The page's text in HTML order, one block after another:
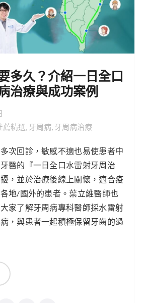
多久？介紹一日全口
治療與成功案例
薦精選, 牙周病, 牙周病治療
次回診，敏感不適也易使患者中
醫的『一日全口水雷射牙周治
，並於治療後線上關懷，適合疫
地/國外的患者。葉立維醫師也
家了解牙周病專科醫師採水雷射
，與患者一起積極保留牙齒的過